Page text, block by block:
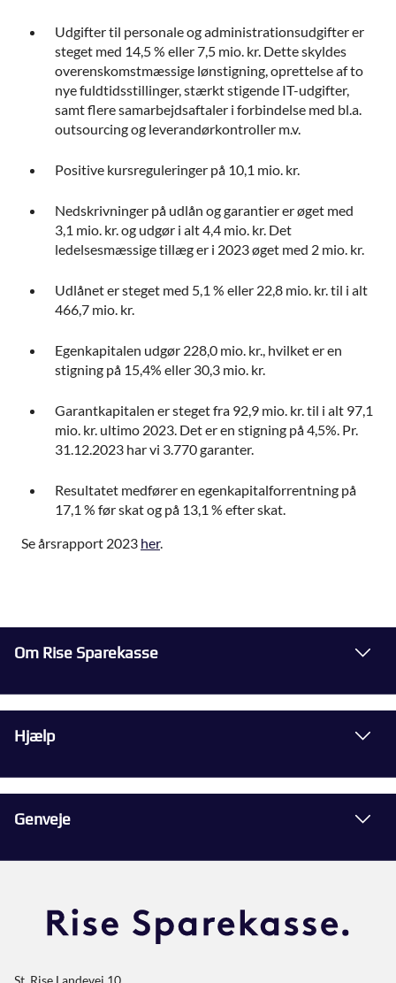
Udgifter til personale og administrationsudgifter er
steget med 14,5 % eller 7,5 mio. kr. Dette skyldes
overenskomstmæssige lønstigning, oprettelse af to
nye fuldtidsstillinger, stærkt stigende IT-udgifter,
samt flere samarbejdsaftaler i forbindelse med bl.a.
outsourcing og leverandørkontroller m.v.
Positive kursreguleringer på 10,1 mio. kr.
Nedskrivninger på udlån og garantier er øget med
3,1 mio. kr. og udgør i alt 4,4 mio. kr. Det
ledelsesmæssige tillæg er i 2023 øget med 2 mio. kr.
Udlånet er steget med 5,1 % eller 22,8 mio. kr. til i alt
466,7 mio. kr.
Egenkapitalen udgør 228,0 mio. kr., hvilket er en
stigning på 15,4% eller 30,3 mio. kr.
Garantkapitalen er steget fra 92,9 mio. kr. til i alt 97,1
mio. kr. ultimo 2023. Det er en stigning på 4,5%. Pr.
31.12.2023 har vi 3.770 garanter.
Resultatet medfører en egenkapitalforrentning på
17,1 % før skat og på 13,1 % efter skat.
Se årsrapport 2023 her.
Om Rise Sparekasse
Hjælp
Genveje
St. Rise Landevej 10